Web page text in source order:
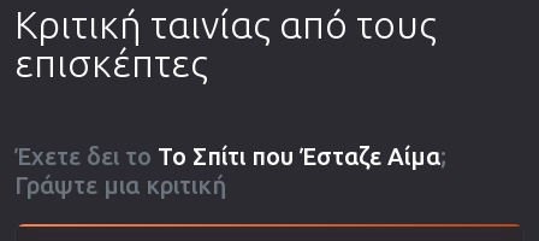
Κριτική ταινίας από τους
επισκέπτες
Έχετε δει το Το Σπίτι που Έσταζε Αίμα;
Γράψτε μια κριτική